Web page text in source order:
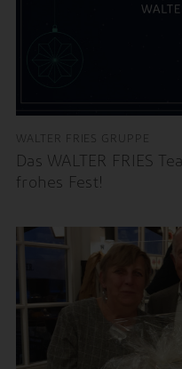
WALTER FRIES GRUPPE
Das WALTER FRIES
frohes Fest!